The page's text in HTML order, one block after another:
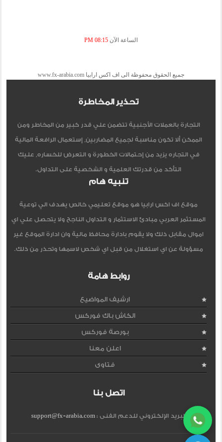
الساعة الآن 08:15 PM
جميع الحقوق محفوظة الى اف اكس ارابيا www.fx-arabia.com
تحذير المخاطرة
التجارة بالعملات الأجنبية تتضمن علي قدر كبير من المخاطر ومن
الممكن ألا تكون مناسبة لجميع المضاربين, إستعمال الرافعة المالية
في التجاره يزيد من إحتمالات الخطورة و التعرض للخساره, عليك
التأكد من قدرتك العلمية و الشخصية على التداول.
تنبيه هام
موقع اف اكس ارابيا هو موقع تعليمي خالص يهدف الي توعية
المستثمر العربي مبادئ الاستثمار و التداول الناجح ولا يتحصل علي اي
اموال مقابل ذلك ولا يقوم بادارة محافظ مالية وان ادارة الموقع غير
مسؤولة عن اي استغلال من قبل اي شخص لاسمها وتحذر من ذلك.
روابط هامة
ارشيف المواضيع
الكاش باك فوركس
بورصة فوركس
اعلن معنا
فتاوى
اتصل بنا
البريد الإلكتروني للدعم الفنى :support@fx-arabia.com